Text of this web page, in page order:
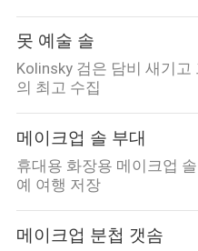
못 예술 솔
Kolinsky 검은 담비 새기
의 최고 수집
메이크업 솔 부대
휴대용 화장용 메이크업
예 여행 저장
메이크업 분첩 갯솜